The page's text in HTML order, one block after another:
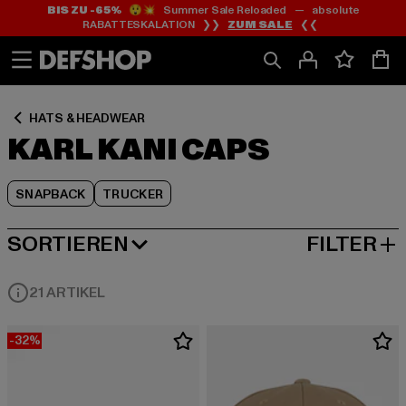
Zum
Inhalt
springen
Zum
Fußzeile
springen
BIS ZU -65%😲💥 Summer Sale Reloaded — absolute
RABATTESKALATION ❯❯ ZUM SALE ❮❮
HATS & HEADWEAR
KARL KANI CAPS
SNAPBACK TRUCKER
Zum
Produktraster
springen
SORTIEREN
BELIEBTESTE FILTER
21 ARTIKEL
-32%